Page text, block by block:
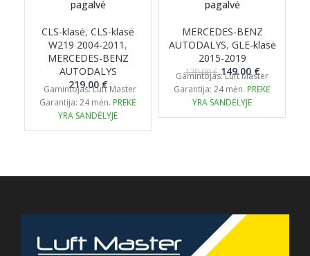
pagalvė
CLS-klasė, CLS-klasė
W219 2004-2011 ,
MERCEDES-BENZ
AUTODALYS
219.00€
Gamintojas: Luft Master
Garantija: 24 mėn. PREKĖ
YRA SANDĖLYJE
pagalvė
MERCEDES-BENZ
AUTODALYS, GLE-klasė
2015-2019
179.00€ Original
price
was:
179.00 €.
149.00€Current
price
Gamintojas: Luft Master
Garantija: 24 mėn. PREKĖ
YRA SANDĖLYJE